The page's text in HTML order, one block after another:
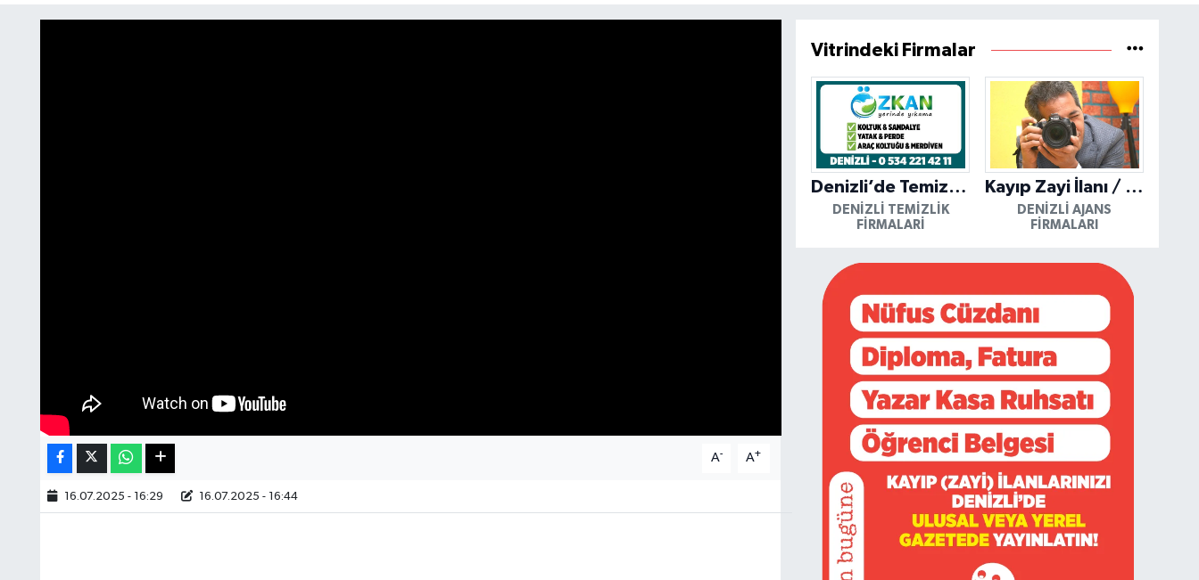
A- A+
16.07.2025 - 16:29 16.07.2025 - 16:44
Vitrindeki Firmalar
Denizli’de Temizliğin Güvenilir Adresi: Özkan Yerinde Yıkama
DENIZLI TEMIZLIK
FIRMALARI
Kayıp Zayi İlanı / Mutlu Ajans / Denizli
DENIZLI AJANS
FIRMALARI